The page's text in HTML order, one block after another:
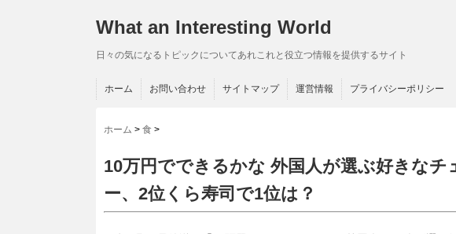
What an Interesting World
日々の気になるトピックについてあれこれと役立つ情報を提供するサイト
ホーム お問い合わせ サイトマップ 運営情報 プライバシーポリシー
ホーム > 食 >
10万円でできるかな 外国人が選ぶ好きな
ー、2位くら寿司で1位は？